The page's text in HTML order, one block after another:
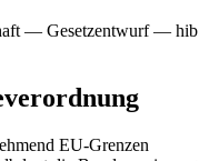
— Gesetzentwurf — hib
EU-Grenzen